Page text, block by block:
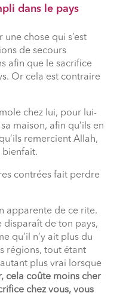
dans le pays
une chose qui s’est
de secours
afin que le sacrifice
Or cela est contraire
chez lui, pour lui-
maison, afin qu’ils en
remercient Allah,
bienfait.
contrées fait perdre
apparente de ce rite.
disparaît de ton pays,
qu’il n’y ait plus du
régions, tout étant
plus vrai lorsque
cela coûte moins cher
chez vous, vous